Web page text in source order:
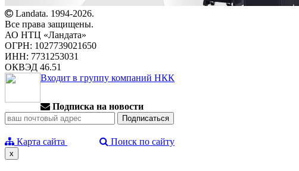
Landata. 1994-2026.
Все права защищены.
АО НТЦ «Ландата»
ОГРН: 1027739021650
ИНН: 7731253031
ОКВЭД 46.51
Входит в группу компаний НКК
Подписка на новости
Карта сайта Поиск по сайту
x